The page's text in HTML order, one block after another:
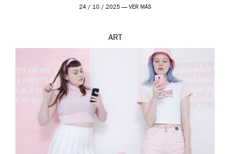
24 / 10 / 2025 — VER MÁS
ART